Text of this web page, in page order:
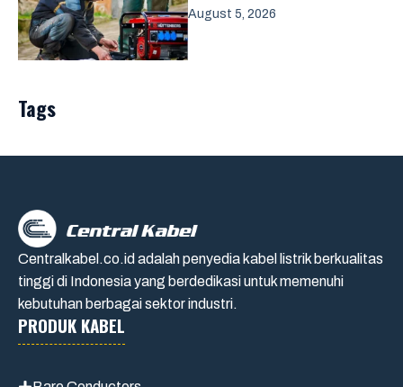
August 5, 2026
Tags
Centralkabel.co.id adalah penyedia kabel listrik berkualitas
tinggi di Indonesia yang berdedikasi untuk memenuhi
kebutuhan berbagai sektor industri.
PRODUK KABEL